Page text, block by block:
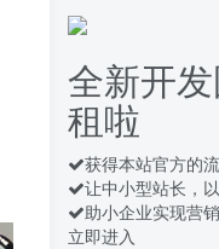
全新开
租啦
获得本站官方的
让中小型站长，
助小企业实现营
立即进入